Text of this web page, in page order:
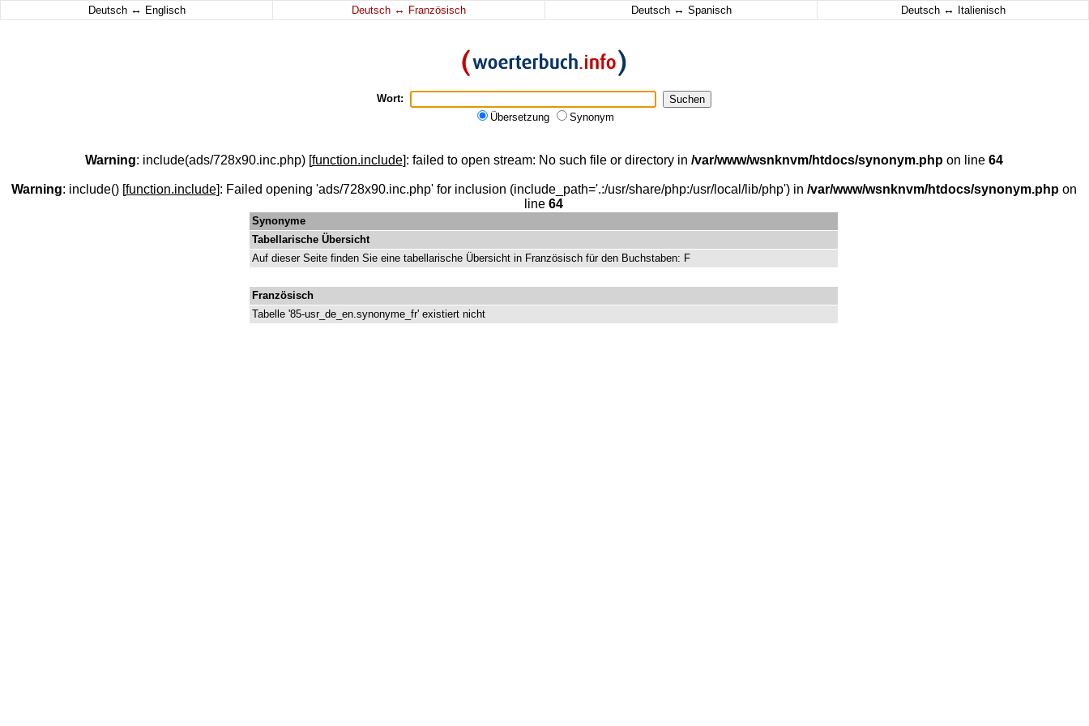
Deutsch ↔ Englisch Deutsch ↔ Französisch Deutsch ↔ Spanisch Deutsch ↔ Italienisch
Wort:
Übersetzung
Synonym
Warning: include(ads/728x90.inc.php) [function.include]: failed to open stream: No such file or directory in /var/www/wsnknvm/htdocs/synonym.phpon line 64
Warning: include() [function.include]: Failed opening 'ads/728x90.inc.php' for inclusion (include_path='.:/usr/share/php:/usr/local/lib/php') in /var/www/wsnknvm/htdocs/synonym.phpon
line 64
Synonyme
Tabellarische Übersicht
Auf dieser Seite finden Sie eine tabellarische Übersicht in Französisch für den Buchstaben: F
Französisch
Tabelle '85-usr_de_en.synonyme_fr' existiert nicht